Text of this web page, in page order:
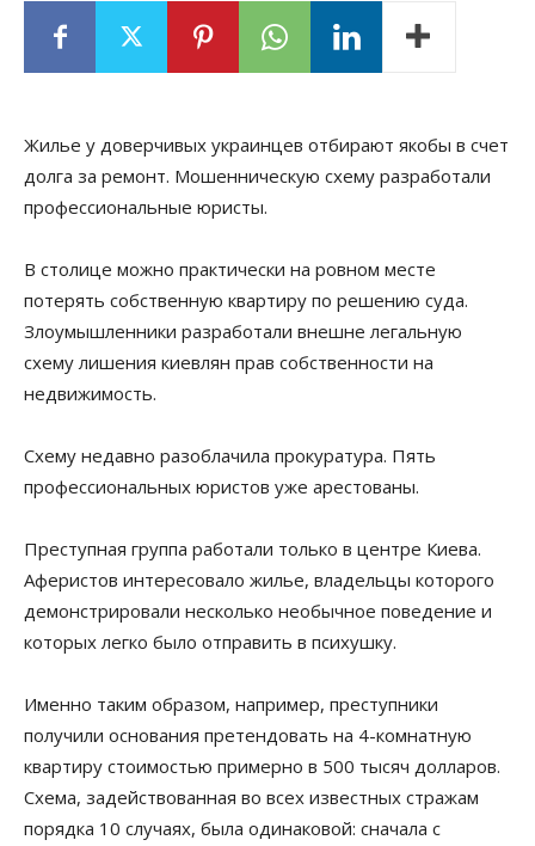
Жилье у доверчивых украинцев отбирают якобы в счет
долга за ремонт. Мошенническую схему разработали
профессиональные юристы.
В столице можно практически на ровном месте
потерять собственную квартиру по решению суда.
Злоумышленники разработали внешне легальную
схему лишения киевлян прав собственности на
недвижимость.
Схему недавно разоблачила прокуратура. Пять
профессиональных юристов уже арестованы.
Преступная группа работали только в центре Киева.
Аферистов интересовало жилье, владельцы которого
демонстрировали несколько необычное поведение и
которых легко было отправить в психушку.
Именно таким образом, например, преступники
получили основания претендовать на 4-комнатную
квартиру стоимостью примерно в 500 тысяч долларов.
Схема, задействованная во всех известных стражам
порядка 10 случаях, была одинаковой: сначала с